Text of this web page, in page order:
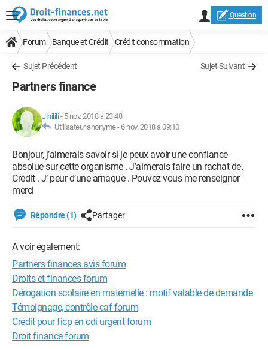
Question
Forum Banque et Crédit Crédit consommation
Sujet Précédent Sujet Suivant
Partners finance
Jinilili- 5 nov. 2018 à 23:48
Utilisateur anonyme - 6 nov. 2018 à 09:10
Bonjour, j’aimerais savoir si je peux avoir une confiance
absolue sur cette organisme . J’aimerais faire un rachat de.
Crédit . J’ peur d’une arnaque . Pouvez vous me renseigner
merci
Répondre (1) Partager
A voir également:
Partners finances avis forum
Droits et finances forum
Dérogation scolaire en maternelle : motif valable de demande
Témoignage, contrôle caf forum
Crédit pour ficp en cdi urgent forum
Droit finance forum